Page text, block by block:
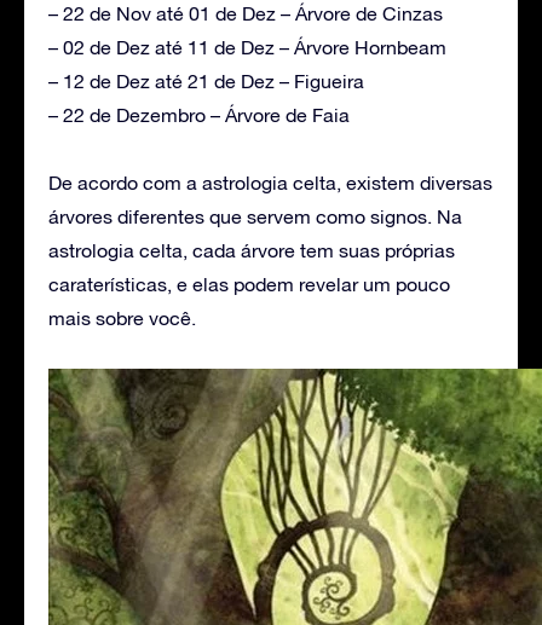
– 22 de Nov até 01 de Dez – Árvore de Cinzas
– 02 de Dez até 11 de Dez – Árvore Hornbeam
– 12 de Dez até 21 de Dez – Figueira
– 22 de Dezembro – Árvore de Faia
De acordo com a astrologia celta, existem diversas
árvores diferentes que servem como signos. Na
astrologia celta, cada árvore tem suas próprias
caraterísticas, e elas podem revelar um pouco
mais sobre você.